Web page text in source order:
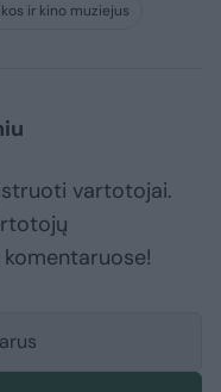
ir kino muziejus
vartotojai.